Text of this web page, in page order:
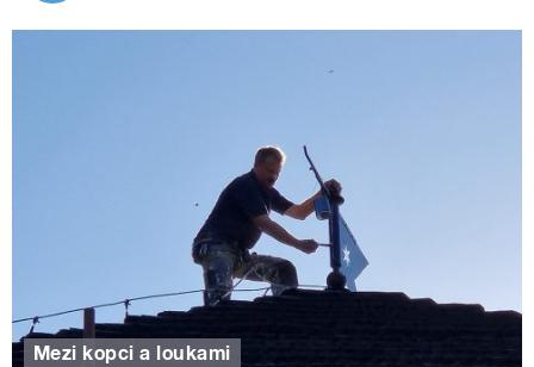
Mezi kopci a loukami